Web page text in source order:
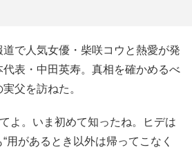
で人気女優・柴咲コウと熱愛が発
表・中田英寿。真相を確かめるべ
父を訪ねた。
てよ。いま初めて知ったね。ヒデは
用があるとき以外は帰ってこなく